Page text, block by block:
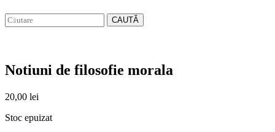
CAUTĂ
Notiuni de filosofie morala
20,00 lei
Stoc epuizat